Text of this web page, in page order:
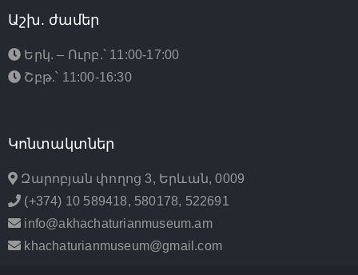
Աշխ. ժամեր
Երկ. – Ուրբ.՝ 11:00-17:00
Շբթ.՝ 11:00-16:30
Կոնտակտներ
Զարոբյան փողոց 3, Երևան, 0009
(+374) 10 589418, 580178, 522691
info@akhachaturianmuseum.am
khachaturianmuseum@gmail.com